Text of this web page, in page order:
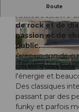
© Guidle.com
© Guidle.com
Route
Avec des
Ankebock livre
de rock et de
passion et de
public.
Avec un son de
rythmes stables,
l'énergie et
Des classiques
passant par des
funky et parfois